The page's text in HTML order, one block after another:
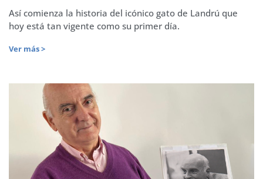
Así comienza la historia del icónico gato de Landrú que
hoy está tan vigente como su primer día.
Ver más >